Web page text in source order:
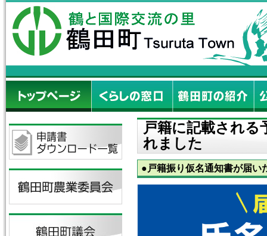
戸籍に記載される
れました
●戸籍振り仮名通知書が届い